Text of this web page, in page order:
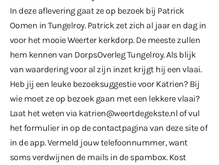
In deze aflevering gaat ze op bezoek bij Patrick
Oomen in Tungelroy. Patrick zet zich al jaar en dag in
voor het mooie Weerter kerkdorp. De meeste zullen
hem kennen van DorpsOverleg Tungelroy. Als blijk
van waardering voor al zijn inzet krijgt hij een vlaai.
Heb jij een leuke bezoeksuggestie voor Katrien? Bij
wie moet ze op bezoek gaan met een lekkere vlaai?
Laat het weten via katrien@weertdegekste.nl of vul
het formulier in op de contactpagina van deze siteof
in de app. Vermeld jouw telefoonnummer, want
soms verdwijnen de mails in de spambox. Kost